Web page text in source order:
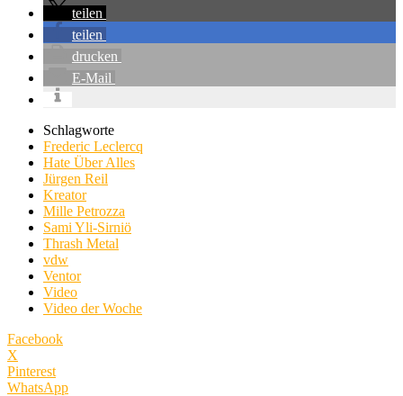
teilen
teilen
drucken
E-Mail
Schlagworte
Frederic Leclercq
Hate Über Alles
Jürgen Reil
Kreator
Mille Petrozza
Sami Yli-Sirniö
Thrash Metal
vdw
Ventor
Video
Video der Woche
Facebook
X
Pinterest
WhatsApp